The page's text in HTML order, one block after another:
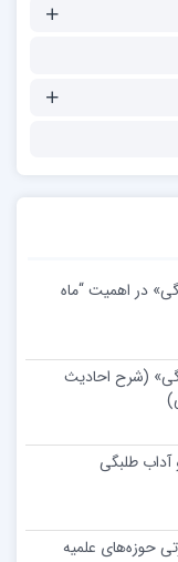
در اهمیت “ماه
(شرح احادیث
آداب طلبگی
حوزه‌های علمیه